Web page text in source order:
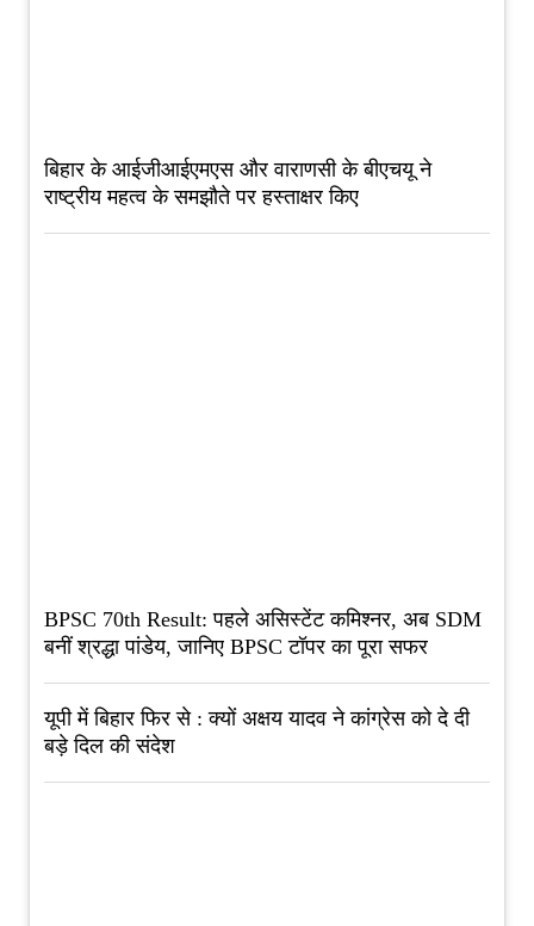
बिहार के आईजीआईएमएस और वाराणसी के बीएचयू ने
राष्ट्रीय महत्व के समझौते पर हस्ताक्षर किए
BPSC 70th Result: पहले असिस्टेंट कमिश्नर, अब SDM
बनीं श्रद्धा पांडेय, जानिए BPSC टॉपर का पूरा सफर
यूपी में बिहार फिर से : क्यों अक्षय यादव ने कांग्रेस को दे दी
बड़े दिल की संदेश